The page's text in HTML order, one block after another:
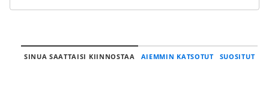
SINUA SAATTAISI KIINNOSTAA AIEMMIN KATSOTUT SUOSITUT